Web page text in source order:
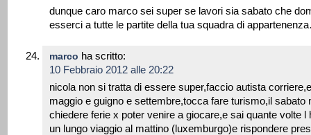
dunque caro marco sei super se lavori sia sabato che
esserci a tutte le partite della tua squadra di
marco ha scritto:
10 Febbraio 2012 alle 20:22
nicola non si tratta di essere super,faccio autista
maggio e guigno e settembre,tocca fare turismo,il sabato
chiedere ferie x poter venire a giocare,e sai quante volte l
un lungo viaggio al mattino (luxemburgo)e rispondere